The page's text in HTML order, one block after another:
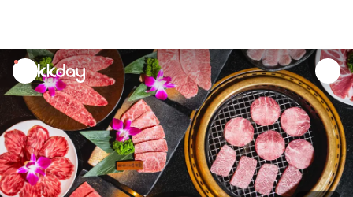
unread
notifications